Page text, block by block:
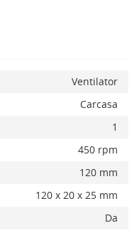
Ventilator
Carcasa
1
450 rpm
120 mm
120 x 20 x 25 mm
Da